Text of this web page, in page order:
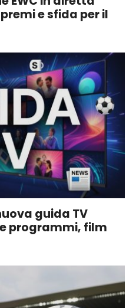
e sfida per il
guida TV
programmi, film